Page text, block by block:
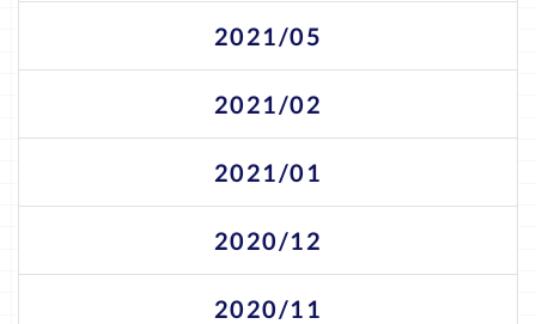
2021/05
2021/02
2021/01
2020/12
2020/11